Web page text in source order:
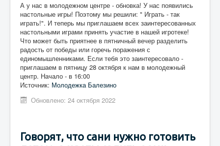
А у нас в молодежном центре - обновка! У нас появились
настольные игры! Поэтому мы решили: " Играть - так
играть!". И теперь мы приглашаем всех заинтересованных
настольными играми принять участие в нашей игротеке!
Что может быть приятнее в пятничный вечер разделить
радость от победы или горечь поражения с
единомышленниками. Если тебя это заинтересовало -
приглашаем в пятницу 28 октября к нам в молодежный
центр. Начало - в 16:00
Источник: Молодежка Балезино
Обновлено: 24 октября 2022
Говорят, что сани нужно готовить